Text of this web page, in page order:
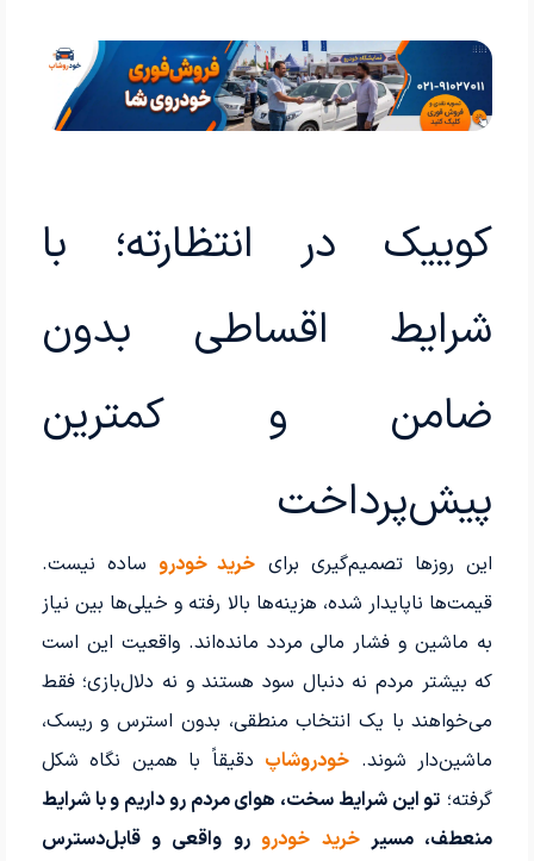
کوییک در انتظارته؛ با
شرایط اقساطی بدون
ضامن و کمترین
پیش‌پرداخت
این روزها تصمیم‌گیری برای خرید خودروساده نیست.
قیمت‌ها ناپایدار شده، هزینه‌ها بالا رفته و خیلی‌ها بین نیاز
به ماشین و فشار مالی مردد مانده‌اند. واقعیت این است
که بیشتر مردم نه دنبال سود هستند و نه دلال‌بازی؛ فقط
می‌خواهند با یک انتخاب منطقی، بدون استرس و ریسک،
ماشین‌دار شوند. خودروشاپ دقیقاً با همین نگاه شکل
گرفته؛ تو این شرایط سخت، هوای مردم رو داریم و با شرایط
منعطف، مسیر خرید خودرورو واقعی و قابل‌دسترس